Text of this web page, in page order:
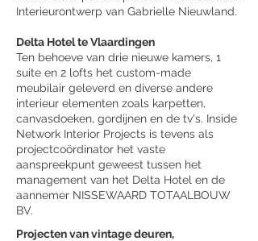
Interieurontwerp van Gabrielle Nieuwland.
Delta Hotel te Vlaardingen
Ten behoeve van drie nieuwe kamers, 1
suite en 2 lofts het custom-made
meubilair geleverd en diverse andere
interieur elementen zoals karpetten,
canvasdoeken, gordijnen en de tv's. Inside
Network Interior Projects is tevens als
projectcoördinator het vaste
aanspreekpunt geweest tussen het
management van het Delta Hotel en de
aannemer NISSEWAARD TOTAALBOUW
BV.
Projecten van vintage deuren,